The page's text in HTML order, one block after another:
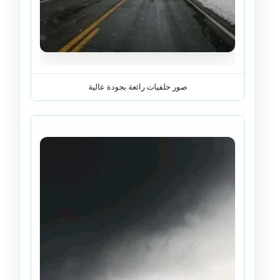
صور خلفيات رائعة بجودة عالية